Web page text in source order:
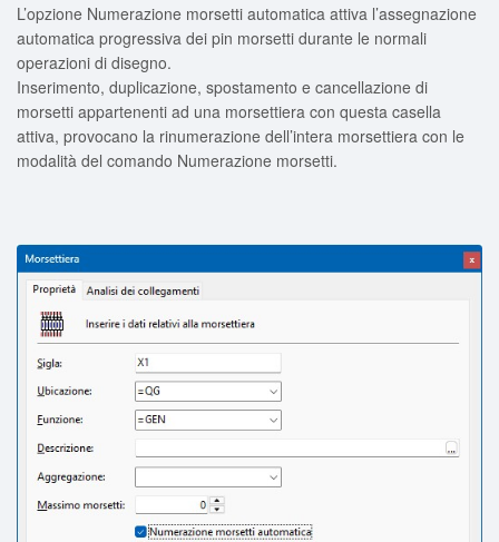
L’opzione Numerazione morsetti automatica attiva l’assegnazione
automatica progressiva dei pin morsetti durante le normali
operazioni di disegno.
Inserimento, duplicazione, spostamento e cancellazione di
morsetti appartenenti ad una morsettiera con questa casella
attiva, provocano la rinumerazione dell’intera morsettiera con le
modalità del comando Numerazione morsetti.